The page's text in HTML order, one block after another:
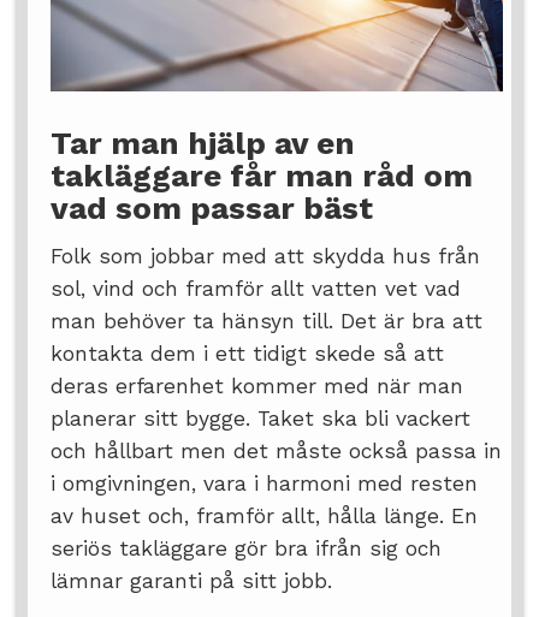
Tar man hjälp av en
takläggare får man råd om
vad som passar bäst
Folk som jobbar med att skydda hus från
sol, vind och framför allt vatten vet vad
man behöver ta hänsyn till. Det är bra att
kontakta dem i ett tidigt skede så att
deras erfarenhet kommer med när man
planerar sitt bygge. Taket ska bli vackert
och hållbart men det måste också passa in
i omgivningen, vara i harmoni med resten
av huset och, framför allt, hålla länge. En
seriös takläggare gör bra ifrån sig och
lämnar garanti på sitt jobb.